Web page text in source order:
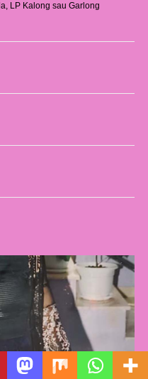
LP Kalong sau Garlong
de cookie-uri